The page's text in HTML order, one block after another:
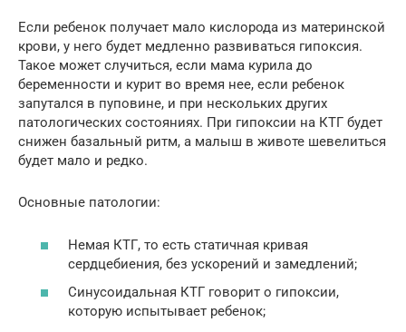
Если ребенок получает мало кислорода из материнской
крови, у него будет медленно развиваться гипоксия.
Такое может случиться, если мама курила до
беременности и курит во время нее, если ребенок
запутался в пуповине, и при нескольких других
патологических состояниях. При гипоксии на КТГ будет
снижен базальный ритм, а малыш в животе шевелиться
будет мало и редко.
Основные патологии:
Немая КТГ, то есть статичная кривая
сердцебиения, без ускорений и замедлений;
Синусоидальная КТГ говорит о гипоксии,
которую испытывает ребенок;